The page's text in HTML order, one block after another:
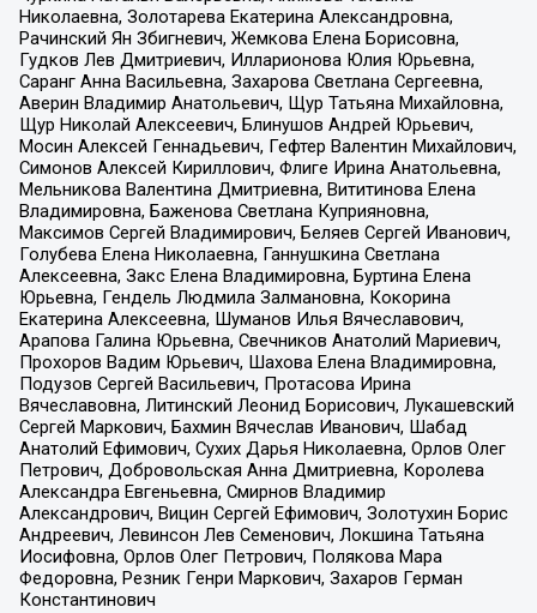
Николаевна, Золотарева Екатерина Александровна,
Рачинский Ян Збигневич, Жемкова Елена Борисовна,
Гудков Лев Дмитриевич, Илларионова Юлия Юрьевна,
Саранг Анна Васильевна, Захарова Светлана Сергеевна,
Аверин Владимир Анатольевич, Щур Татьяна Михайловна,
Щур Николай Алексеевич, Блинушов Андрей Юрьевич,
Мосин Алексей Геннадьевич, Гефтер Валентин Михайлович,
Симонов Алексей Кириллович, Флиге Ирина Анатольевна,
Мельникова Валентина Дмитриевна, Вититинова Елена
Владимировна, Баженова Светлана Куприяновна,
Максимов Сергей Владимирович, Беляев Сергей Иванович,
Голубева Елена Николаевна, Ганнушкина Светлана
Алексеевна, Закс Елена Владимировна, Буртина Елена
Юрьевна, Гендель Людмила Залмановна, Кокорина
Екатерина Алексеевна, Шуманов Илья Вячеславович,
Арапова Галина Юрьевна, Свечников Анатолий Мариевич,
Прохоров Вадим Юрьевич, Шахова Елена Владимировна,
Подузов Сергей Васильевич, Протасова Ирина
Вячеславовна, Литинский Леонид Борисович, Лукашевский
Сергей Маркович, Бахмин Вячеслав Иванович, Шабад
Анатолий Ефимович, Сухих Дарья Николаевна, Орлов Олег
Петрович, Добровольская Анна Дмитриевна, Королева
Александра Евгеньевна, Смирнов Владимир
Александрович, Вицин Сергей Ефимович, Золотухин Борис
Андреевич, Левинсон Лев Семенович, Локшина Татьяна
Иосифовна, Орлов Олег Петрович, Полякова Мара
Федоровна, Резник Генри Маркович, Захаров Герман
Константинович